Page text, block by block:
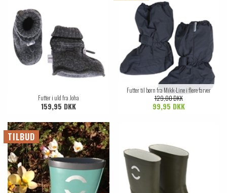
Futter i uld fra Joha
159,95 DKK
Futter til børn fra Mikk-Line i flere farver
129,00 DKK
99,95 DKK
TILBUD